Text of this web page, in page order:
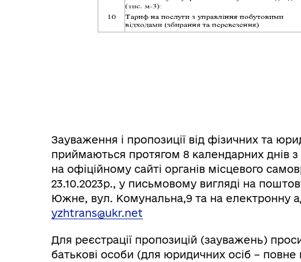
Зауваження і пропозиції від фізичних та
приймаються протягом 8 календарних днів
на офіційному сайті органів місцевого
23.10.2023р., у письмовому вигляді на
Южне, вул. Комунальна,9 та на
yzhtrans@ukr.net
Для реєстрації пропозицій (зауважень)
батькові особи (для юридичних осіб – повне